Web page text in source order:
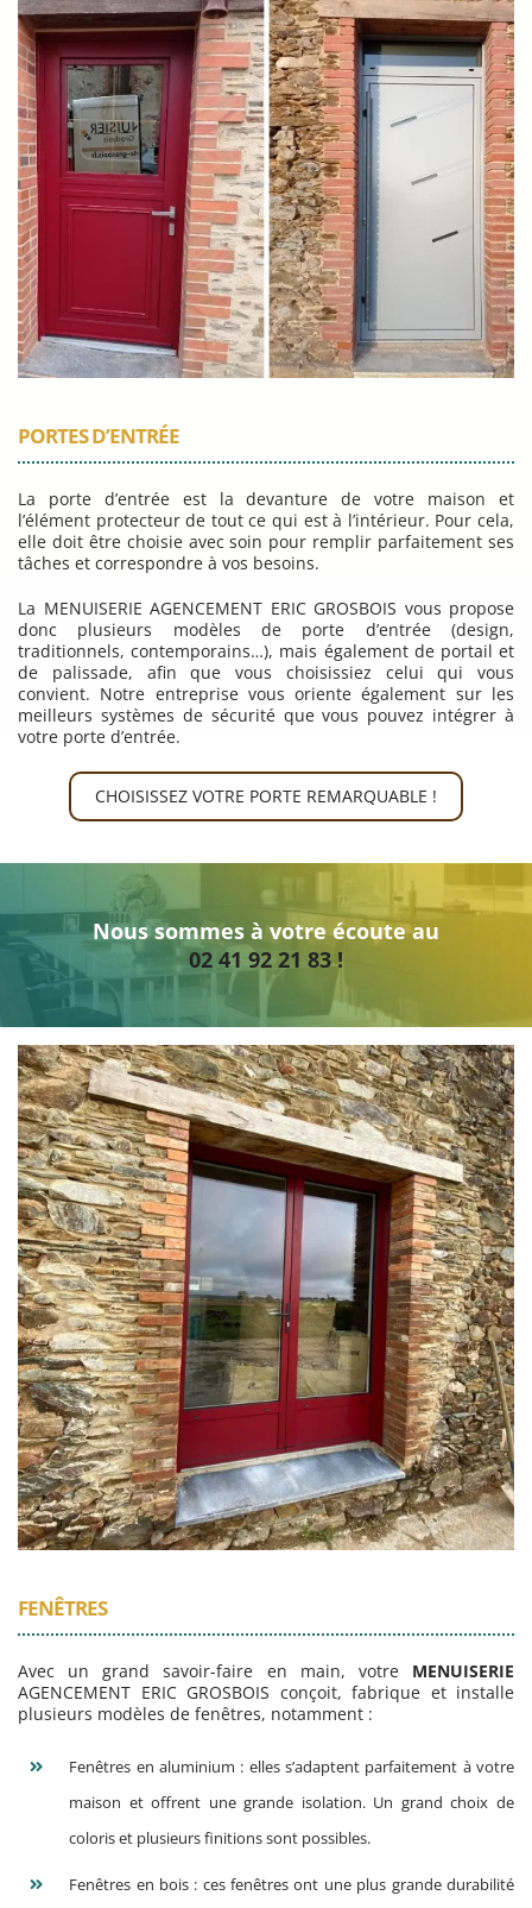
PORTES D’ENTRÉE
La porte d’entrée est la devanture de votre maison et
l’élément protecteur de tout ce qui est à l’intérieur. Pour cela,
elle doit être choisie avec soin pour remplir parfaitement ses
tâches et correspondre à vos besoins.
La MENUISERIE AGENCEMENT ERIC GROSBOIS vous propose
donc plusieurs modèles de porte d’entrée (design,
traditionnels, contemporains…), mais également de portail et
de palissade, afin que vous choisissiez celui qui vous
convient. Notre entreprise vous oriente également sur les
meilleurs systèmes de sécurité que vous pouvez intégrer à
votre porte d’entrée.
CHOISISSEZ VOTRE PORTE REMARQUABLE !
Nous sommes à votre écoute au
02 41 92 21 83 !
FENÊTRES
Avec un grand savoir-faire en main, votre MENUISERIE
AGENCEMENT ERIC GROSBOIS conçoit, fabrique et installe
plusieurs modèles de fenêtres, notamment :
Fenêtres en aluminium : elles s’adaptent parfaitement à votre
maison et offrent une grande isolation. Un grand choix de
coloris et plusieurs finitions sont possibles.
Fenêtres en bois : ces fenêtres ont une plus grande durabilité